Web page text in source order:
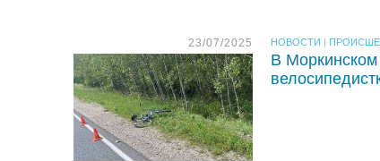
23/07/2025 НОВОСТИ |
В